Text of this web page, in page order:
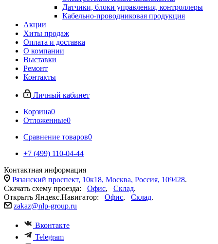
Датчики, блоки управления, контроллеры
Кабельно-проводниковая продукция
Акции
Хиты продаж
Оплата и доставка
О компании
Выставки
Ремонт
Контакты
Личный кабинет
Корзина0
Отложенные0
Сравнение товаров0
+7 (499) 110-04-44
Контактная информация
Рязанский проспект, 10к18, Москва, Россия, 109428.
Скачать схему проезда: Офис, Склад.
Открыть Яндекс.Навигатор: Офис, Склад.
zakaz@nlp-group.ru
Вконтакте
Telegram